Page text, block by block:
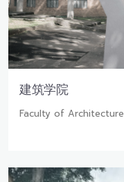
建筑学院
Faculty of Architecture